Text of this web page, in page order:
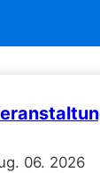
06. 2026